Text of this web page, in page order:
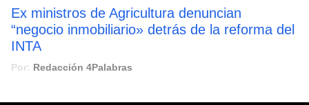
Ex ministros de Agricultura denuncian
“negocio inmobiliario» detrás de la reforma del
INTA
Por: Redacción 4Palabras